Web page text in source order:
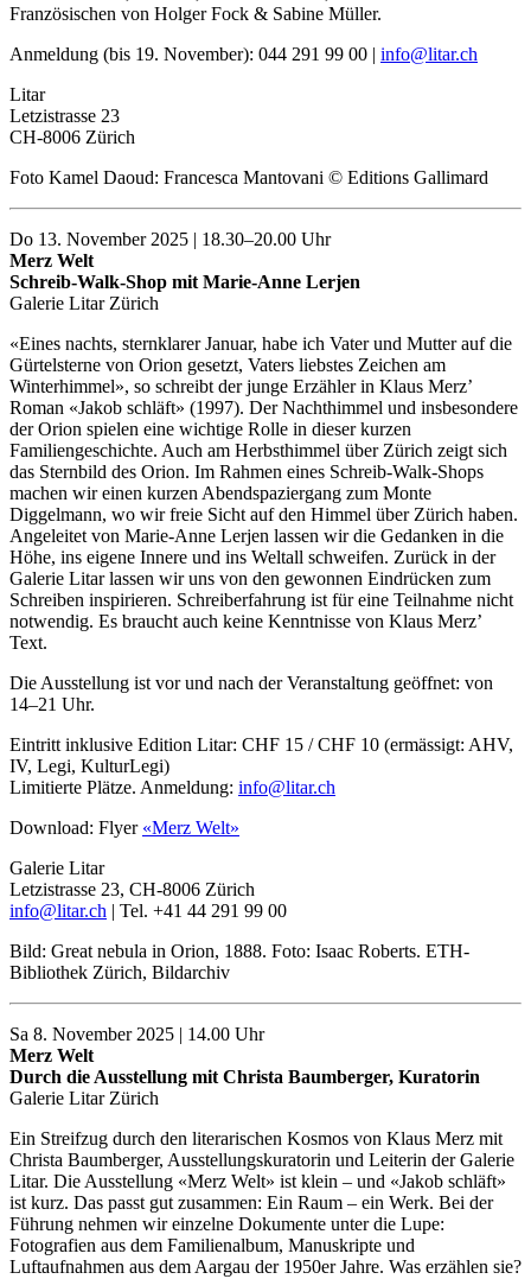
Französischen von Holger Fock & Sabine Müller.
Anmeldung (bis 19. November): 044 291 99 00 | info@litar.ch
Litar
Letzistrasse 23
CH-8006 Zürich
Foto Kamel Daoud: Francesca Mantovani © Editions Gallimard
Do 13. November 2025 | 18.30–20.00 Uhr
Merz Welt
Schreib-Walk-Shop mit Marie-Anne Lerjen
Galerie Litar Zürich
«Eines nachts, sternklarer Januar, habe ich Vater und Mutter auf die
Gürtelsterne von Orion gesetzt, Vaters liebstes Zeichen am
Winterhimmel», so schreibt der junge Erzähler in Klaus Merz’
Roman «Jakob schläft» (1997). Der Nachthimmel und insbesondere
der Orion spielen eine wichtige Rolle in dieser kurzen
Familiengeschichte. Auch am Herbsthimmel über Zürich zeigt sich
das Sternbild des Orion. Im Rahmen eines Schreib-Walk-Shops
machen wir einen kurzen Abendspaziergang zum Monte
Diggelmann, wo wir freie Sicht auf den Himmel über Zürich haben.
Angeleitet von Marie-Anne Lerjen lassen wir die Gedanken in die
Höhe, ins eigene Innere und ins Weltall schweifen. Zurück in der
Galerie Litar lassen wir uns von den gewonnen Eindrücken zum
Schreiben inspirieren. Schreiberfahrung ist für eine Teilnahme nicht
notwendig. Es braucht auch keine Kenntnisse von Klaus Merz’
Text.
Die Ausstellung ist vor und nach der Veranstaltung geöffnet: von
14–21 Uhr.
Eintritt inklusive Edition Litar: CHF 15 / CHF 10 (ermässigt: AHV,
IV, Legi, KulturLegi)
Limitierte Plätze. Anmeldung: info@litar.ch
Download: Flyer «Merz Welt»
Galerie Litar
Letzistrasse 23, CH-8006 Zürich
info@litar.ch | Tel. +41 44 291 99 00
Bild: Great nebula in Orion, 1888. Foto: Isaac Roberts. ETH-
Bibliothek Zürich, Bildarchiv
Sa 8. November 2025 | 14.00 Uhr
Merz Welt
Durch die Ausstellung mit Christa Baumberger, Kuratorin
Galerie Litar Zürich
Ein Streifzug durch den literarischen Kosmos von Klaus Merz mit
Christa Baumberger, Ausstellungskuratorin und Leiterin der Galerie
Litar. Die Ausstellung «Merz Welt» ist klein – und «Jakob schläft»
ist kurz. Das passt gut zusammen: Ein Raum – ein Werk. Bei der
Führung nehmen wir einzelne Dokumente unter die Lupe:
Fotografien aus dem Familienalbum, Manuskripte und
Luftaufnahmen aus dem Aargau der 1950er Jahre. Was erzählen sie?